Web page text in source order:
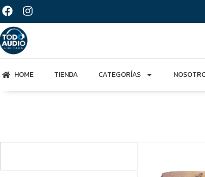
HOME TIENDA CATEGORÍAS